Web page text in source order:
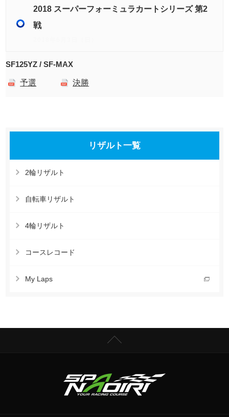
2018 スーパーフォーミュラカートシリーズ 第2
戦
SF125YZ / SF-MAX
予選 決勝
リザルト一覧
2輪リザルト
自転車リザルト
4輪リザルト
コースレコード
My Laps